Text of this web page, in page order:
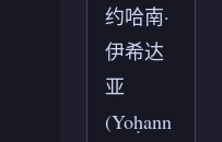
约哈南·
伊希达
亚
(Yoḥann